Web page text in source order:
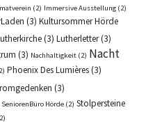
(2) Immersive Ausstellung (2)
(3) Kultursommer Hörde
(3) Lutherletter(3)
(3) Nachhaltigkeit (2) Nacht
Phoenix Des Lumières(3)
(3)
SeniorenBüro Hörde (2) Stolpersteine